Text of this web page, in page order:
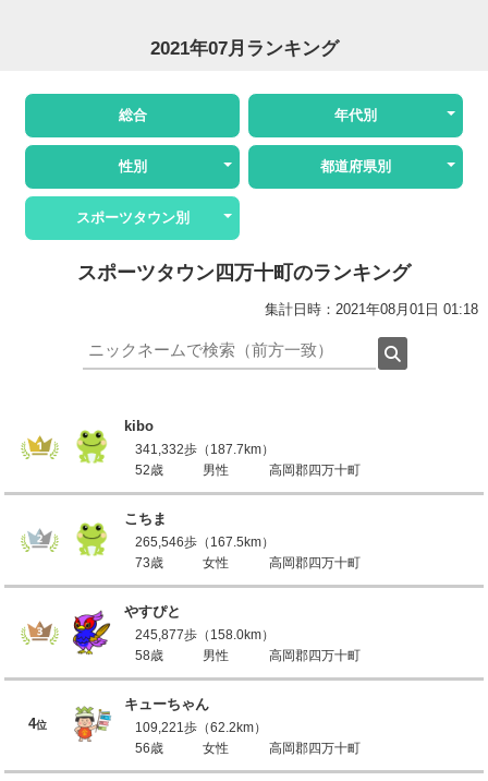
2021年07月ランキング
総合 年代別
性別 都道府県別
スポーツタウン別
スポーツタウン四万十町のランキング
集計日時：2021年08月01日 01:18
kibo
341,332歩（187.7km）
52歳
男性 高岡郡四万十町
こちま
265,546歩（167.5km）
73歳
女性 高岡郡四万十町
やすぴと
245,877歩（158.0km）
58歳
男性 高岡郡四万十町
4位
キューちゃん
109,221歩（62.2km）
56歳
女性 高岡郡四万十町